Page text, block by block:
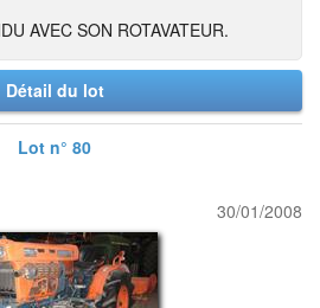
AVEC SON ROTAVATEUR.
Détail du lot
Lot n° 80
30/01/2008